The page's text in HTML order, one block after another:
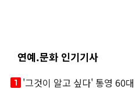
연예.문화 인기기사
looks_one